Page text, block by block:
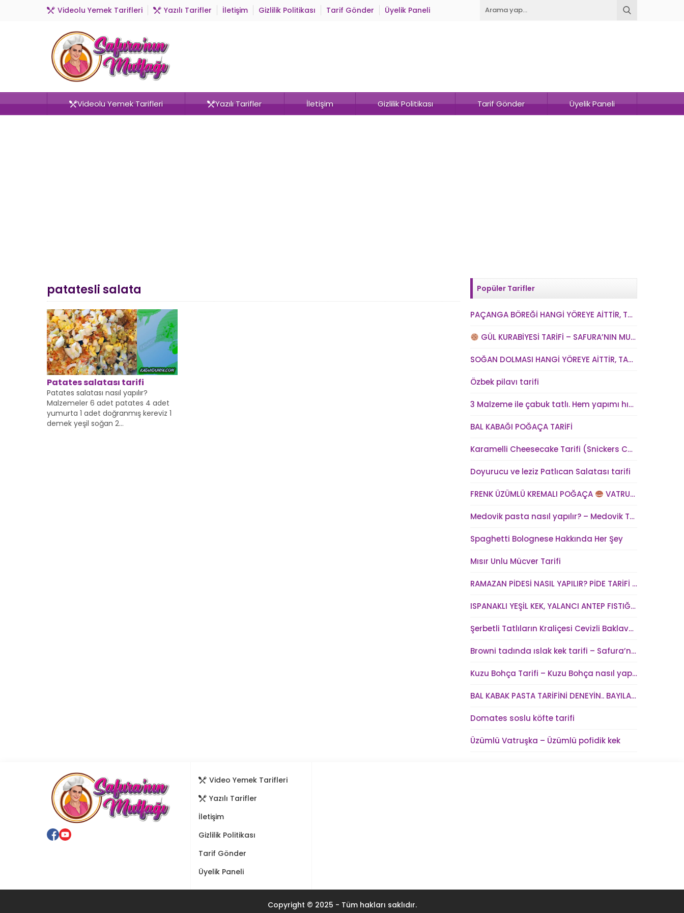
Videolu Yemek Tarifleri Yazılı Tarifler İletişim Gizlilik Politikası Tarif Gönder Üyelik Paneli
Videolu Yemek Tarifleri Yazılı Tarifler İletişim Gizlilik Politikası Tarif Gönder Üyelik Paneli
patatesli salata
Patates salatası tarifi
Patates salatası nasıl yapılır?
Malzemeler 6 adet patates 4 adet
yumurta 1 adet doğranmış kereviz 1
demek yeşil soğan 2...
Popüler Tarifler
PAÇANGA BÖREĞİ HANGİ YÖREYE AİTTİR, TARİHİ NEDİR? VE PAÇANGA BÖREĞİ TARİFİ
GÜL KURABİYESİ TARİFİ – SAFURA’NIN MUTFAĞI (kadindunya.com)
SOĞAN DOLMASI HANGİ YÖREYE AİTTİR, TARİHİ NEDİR? SOĞAN DOLMASI TARİFİ
Özbek pilavı tarifi
3 Malzeme ile çabuk tatlı. Hem yapımı hızlı hem kolay hem lezzetli
BAL KABAĞI POĞAÇA TARİFİ
Karamelli Cheesecake Tarifi (Snickers Cheesecake)
Doyurucu ve leziz Patlıcan Salatası tarifi
FRENK ÜZÜMLÜ KREMALI POĞAÇA VATRUŞKA TARİFİ
Medovik pasta nasıl yapılır? – Medovik Tort Tarifi – Medovik kek tarifi
Spaghetti Bolognese Hakkında Her Şey
Mısır Unlu Mücver Tarifi
RAMAZAN PİDESİ NASIL YAPILIR? PİDE TARİFİ – SAFURA’NIN MUTFAĞI (kadindunya.com)
ISPANAKLI YEŞİL KEK, YALANCI ANTEP FISTIĞI – SAFURA’NIN MUTFAĞI (kadindunya.com)
Şerbetli Tatlıların Kraliçesi Cevizli Baklava Tarifi
Browni tadında ıslak kek tarifi – Safura’nın Mutfağı
Kuzu Bohça Tarifi – Kuzu Bohça nasıl yapılır?
BAL KABAK PASTA TARİFİNİ DENEYİN.. BAYILACAKSINIZ !
Domates soslu köfte tarifi
Üzümlü Vatruşka – Üzümlü pofidik kek
Video Yemek Tarifleri
Yazılı Tarifler
İletişim
Gizlilik Politikası
Tarif Gönder
Üyelik Paneli
Copyright © 2025 - Tüm hakları saklıdır.